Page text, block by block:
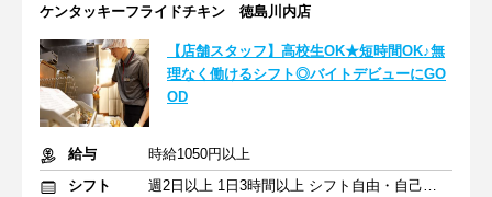
ケンタッキーフライドチキン 徳島川内店
【店舗スタッフ】高校生OK★短時間OK♪無
理なく働けるシフト◎バイトデビューにGO
OD
給与
時給1050円以上
シフト
週2日以上 1日3時間以上 シフト自由・自己申告